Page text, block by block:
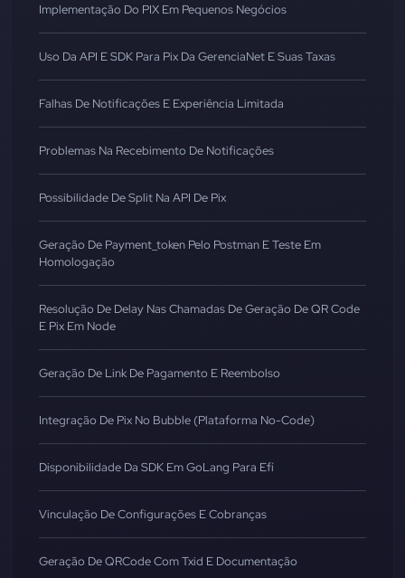
Implementação Do PIX Em Pequenos Negócios
Uso Da API E SDK Para Pix Da GerenciaNet E Suas Taxas
Falhas De Notificações E Experiência Limitada
Problemas Na Recebimento De Notificações
Possibilidade De Split Na API De Pix
Geração De Payment_token Pelo Postman E Teste Em
Homologação
Resolução De Delay Nas Chamadas De Geração De QR Code
E Pix Em Node
Geração De Link De Pagamento E Reembolso
Integração De Pix No Bubble (Plataforma No-Code)
Disponibilidade Da SDK Em GoLang Para Efí
Vinculação De Configurações E Cobranças
Geração De QRCode Com Txid E Documentação